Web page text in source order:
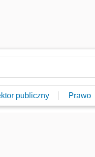
publiczny Prawo